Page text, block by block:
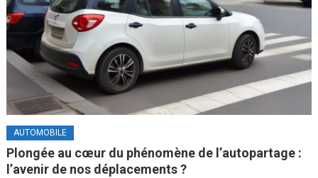
AUTOMOBILE
Plongée au cœur du phénomène de l’autopartage :
l’avenir de nos déplacements ?